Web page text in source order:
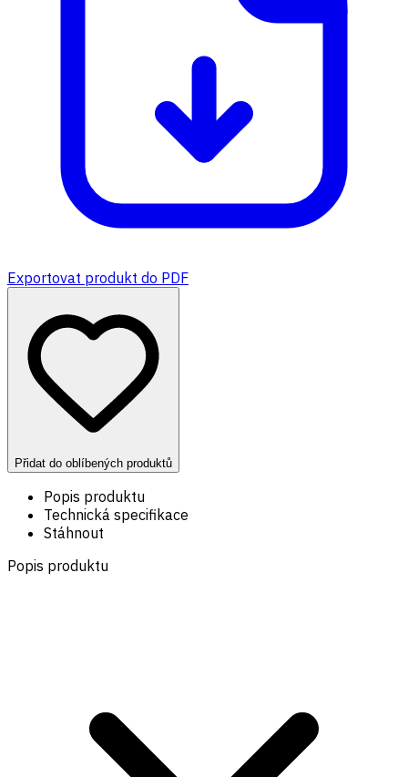
Exportovat produkt do PDF
Přidat do oblíbených produktů
Popis produktu
Technická specifikace
Stáhnout
Popis produktu